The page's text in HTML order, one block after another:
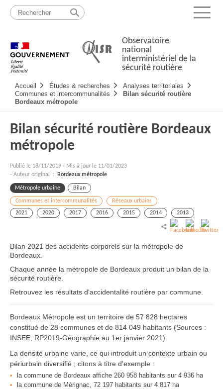
Passer
contenu
Menu
Observatoire
national
interministériel de la
sécurité routière
principale
Accueil Études & recherches
Analyses territoriales
Communes et intercommunalités
Bilan sécurité routière
Bordeaux métropole
Bilan sécurité routière Bordeaux
métropole
Publié le 18/11/2019 - Mis à jour le 11/01/2023
- Auteur original :
Bordeaux métropole
Métropole urbaine Bilan
Communes et intercommunalités
Réseaux urbains
2021
2020 2017 2016 2015 2014 2013
Bilan 2021 des accidents corporels sur la métropole de
Bordeaux.
Chaque année la métropole de Bordeaux produit un bilan de la
sécurité routière.
Retrouvez les résultats d'accidentalité routière par commune.
Bordeaux Métropole est un territoire de 57 828 hectares
constitué de 28 communes et de 814 049 habitants (Sources :
INSEE, RP2019-Géographie au 1er janvier 2021).
La densité urbaine varie, ce qui introduit un contexte urbain ou
périurbain diversifié ; citons à titre d'exemple :
la commune de Bordeaux affiche 260 958 habitants sur 4 936 ha
la commune de Mérignac, 72 197 habitants sur 4 817 ha